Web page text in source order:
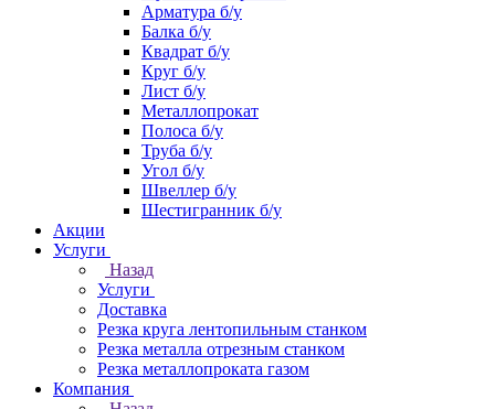
Арматура б/у
Балка б/у
Квадрат б/у
Круг б/у
Лист б/у
Металлопрокат
Полоса б/у
Труба б/у
Угол б/у
Швеллер б/у
Шестигранник б/у
Акции
Услуги
Назад
Услуги
Доставка
Резка круга лентопильным станком
Резка металла отрезным станком
Резка металлопроката газом
Компания